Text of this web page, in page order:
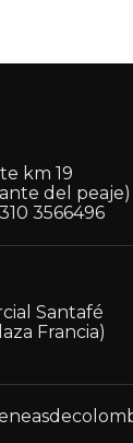
km 19
del peaje)
3566496
Santafé
Francia)